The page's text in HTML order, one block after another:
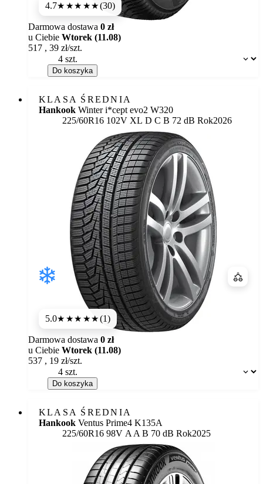
4.7★★★★★(30)
Dostępność:
Darmowa dostawa 0 zł
u Ciebie Wtorek (11.08)
517 , 39 zł/szt.
Do koszyka
KLASA ŚREDNIA
Hankook Winter i*cept evo2 W320
225/60R16 102V XL Etykieta:
D C B 72 dB Rok2026
5.0★★★★★(1)
Dostępność:
Darmowa dostawa 0 zł
u Ciebie Wtorek (11.08)
537 , 19 zł/szt.
Do koszyka
KLASA ŚREDNIA
Hankook Ventus Prime4 K135A
225/60R16 98V Etykieta:
A A B 70 dB Rok2025